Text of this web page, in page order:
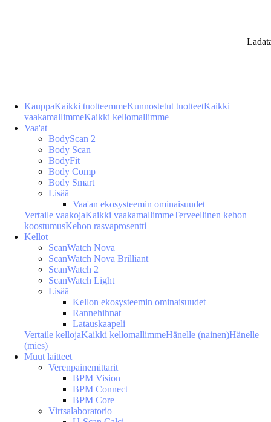
KauppaKaikki tuotteemmeKunnostetut tuotteetKaikki
vaakamallimmeKaikki kellomallimme
Vaa'at
BodyScan 2
Body Scan
BodyFit
Body Comp
Body Smart
Lisää
Vaa'an ekosysteemin ominaisuudet
Vertaile vaakojaKaikki vaakamallimmeTerveellinen kehon
koostumusKehon rasvaprosentti
Kellot
ScanWatch Nova
ScanWatch Nova Brilliant
ScanWatch 2
ScanWatch Light
Lisää
Kellon ekosysteemin ominaisuudet
Rannehihnat
Latauskaapeli
Vertaile kellojaKaikki kellomallimmeHänelle (nainen)Hänelle
(mies)
Muut laitteet
Verenpainemittarit
BPM Vision
BPM Connect
BPM Core
Virtsalaboratorio